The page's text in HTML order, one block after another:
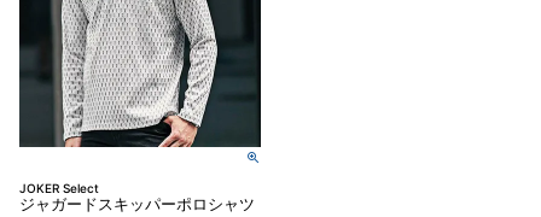
JOKER Select
ジャガードスキッパーポロシャツ